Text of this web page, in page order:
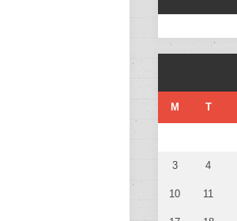
M T
3 4
10 11